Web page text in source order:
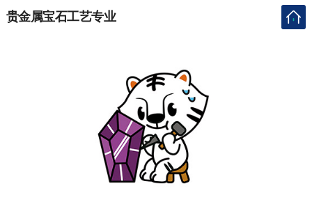
贵金属宝石工艺专业